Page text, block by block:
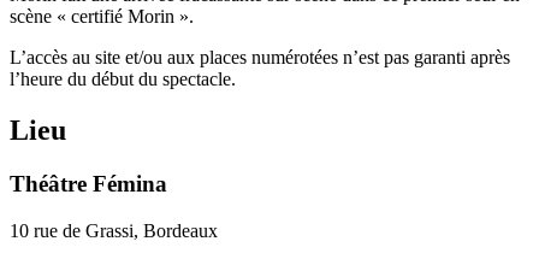
scène « certifié Morin ».
L’accès au site et/ou aux places numérotées n’est pas garanti après
l’heure du début du spectacle.
Lieu
Théâtre Fémina
10 rue de Grassi, Bordeaux